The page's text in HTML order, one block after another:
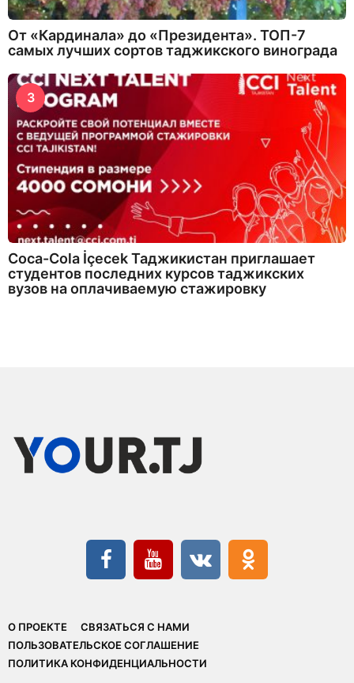
От «Кардинала» до «Президента». ТОП-7
самых лучших сортов таджикского винограда
3
Coca-Cola İçecek Таджикистан приглашает
студентов последних курсов таджикских
вузов на оплачиваемую стажировку
О ПРОЕКТЕ
СВЯЗАТЬСЯ С НАМИ
ПОЛЬЗОВАТЕЛЬСКОЕ СОГЛАШЕНИЕ
ПОЛИТИКА КОНФИДЕНЦИАЛЬНОСТИ